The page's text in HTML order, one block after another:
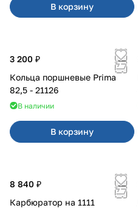
В корзину
3 200 ₽
Кольца поршневые Prima
82,5 - 21126
В наличии
В корзину
8 840 ₽
Карбюратор на 1111